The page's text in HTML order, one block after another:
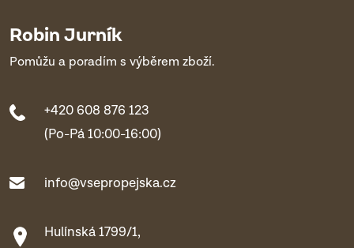
Robin Jurník
Pomůžu a poradím s výběrem zboží.
+420 608 876 123
(Po-Pá 10:00-16:00)
info@vsepropejska.cz
Hulínská 1799/1,